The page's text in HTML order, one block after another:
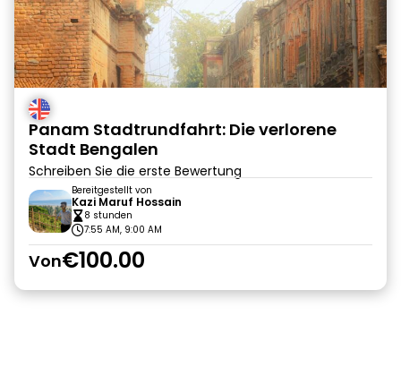
Panam Stadtrundfahrt: Die verlorene
Stadt Bengalen
Schreiben Sie die erste Bewertung
Bereitgestellt von
Kazi Maruf Hossain
8 stunden
7:55 AM, 9:00 AM
Von€100.00